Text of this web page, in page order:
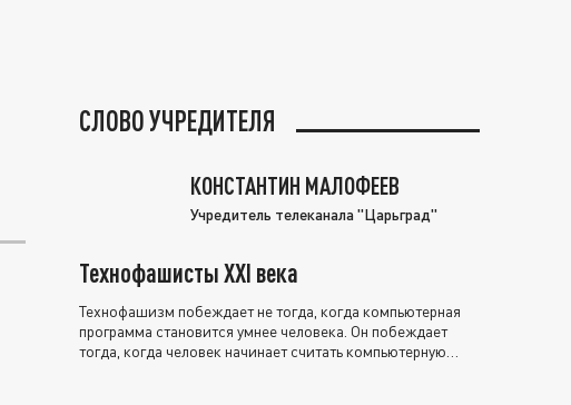
СЛОВО УЧРЕДИТЕЛЯ
КОНСТАНТИН МАЛОФЕЕВ
Учредитель телеканала "Царьград"
Технофашисты XXI века
Технофашизм побеждает не тогда, когда компьютерная
программа становится умнее человека. Он побеждает
тогда, когда человек начинает считать компьютерную